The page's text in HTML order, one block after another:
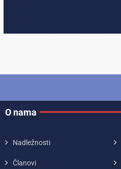
O nama
Nadležnosti
Članovi